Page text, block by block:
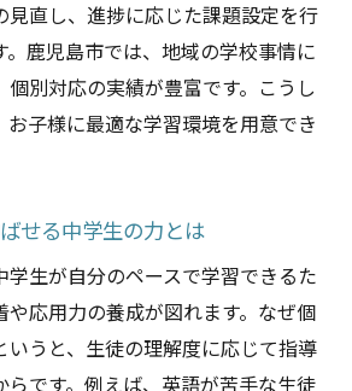
見直し、進捗に応じた課題設定を行
。鹿児島市では、地域の学校事情に
別対応の実績が豊富です。こうし
お子様に最適な学習環境を用意でき
せる中学生の力とは
生が自分のペースで学習できるた
応用力の養成が図れます。なぜ個
いうと、生徒の理解度に応じて指導